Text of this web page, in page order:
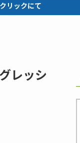
リックにて
レッシ